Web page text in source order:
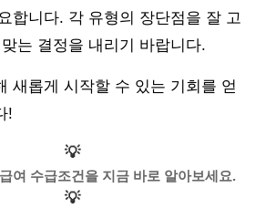
합니다. 각 유형의 장단점을 잘 고
는 결정을 내리기 바랍니다.
새롭게 시작할 수 있는 기회를 얻
!
💡
여 수급조건을 지금 바로 알아보세요.
💡